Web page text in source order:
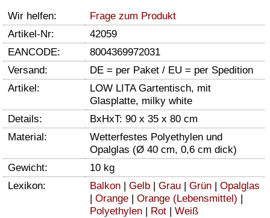
Wir helfen:
Frage zum Produkt
Artikel-Nr:
42059
EANCODE:
8004369972031
Versand:
DE = per Paket / EU = per Spedition
Artikel:
LOW LITA Gartentisch, mit
Glasplatte, milky white
Details:
BxHxT: 90 x 35 x 80 cm
Material:
Wetterfestes Polyethylen und
Opalglas (Ø 40 cm, 0,6 cm dick)
Gewicht:
10 kg
Lexikon:
Balkon Gelb Grau Grün
Opalglas
Orange Orange (Lebensmittel)
Polyethylen
Rot Weiß